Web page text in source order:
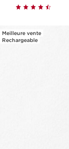
Meilleure vente
Rechargeable